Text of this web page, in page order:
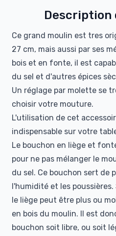
Description
Ce grand moulin est tres
27 cm, mais aussi par ses
bois et en fonte, il est
du sel et d'autres épices
Un réglage par molette se
choisir votre mouture.
L'utilisation de cet
indispensable sur votre
Le bouchon en liège et
pour ne pas mélanger le
du sel. Ce bouchon sert de
l'humidité et les
le liège peut être plus ou
en bois du moulin. Il est
bouchon soit libre, ou soit